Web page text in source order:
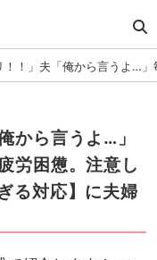
！！」夫「俺から言うよ…
から言うよ…」
労困憊。注意し
る対応】に夫婦